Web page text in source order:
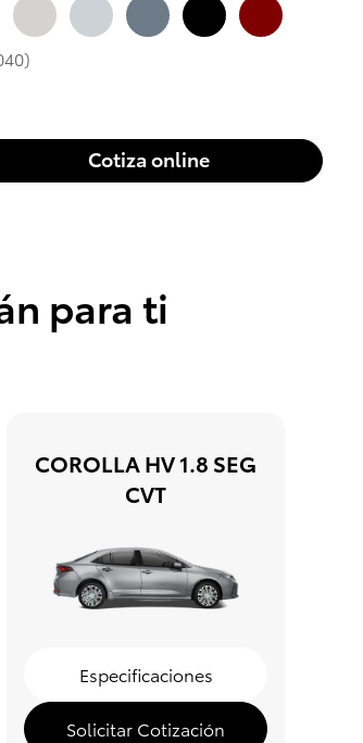
Cotiza online
para ti
COROLLA HV 1.8 SEG
CVT
Especificaciones
Solicitar Cotización